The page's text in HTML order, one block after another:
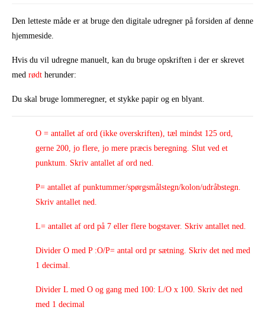
Den letteste måde er at bruge den digitale udregner på forsiden af denne
hjemmeside.
Hvis du vil udregne manuelt, kan du bruge opskriften i der er skrevet
med rødt herunder:
Du skal bruge lommeregner, et stykke papir og en blyant.
O = antallet af ord (ikke overskriften), tæl mindst 125 ord,
gerne 200, jo flere, jo mere præcis beregning. Slut ved et
punktum. Skriv antallet af ord ned.
P= antallet af punktummer/spørgsmålstegn/kolon/udråbstegn.
Skriv antallet ned.
L= antallet af ord på 7 eller flere bogstaver. Skriv antallet ned.
Divider O med P :O/P= antal ord pr sætning. Skriv det ned med
1 decimal.
Divider L med O og gang med 100: L/O x 100. Skriv det ned
med 1 decimal